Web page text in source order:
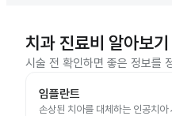
치과 진료비 알아보기
시술 전 확인하면 좋은 정보를
임플란트
손상된 치아를 대체하는 인공치